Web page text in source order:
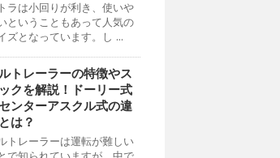
ラは小回りが利き、使いや
ということもあって人気の
ズとなっています。し ...
トレーラーの特徴やス
クを解説！ドーリー式
ンターアスクル式の違
は？
トレーラーは運転が難しい